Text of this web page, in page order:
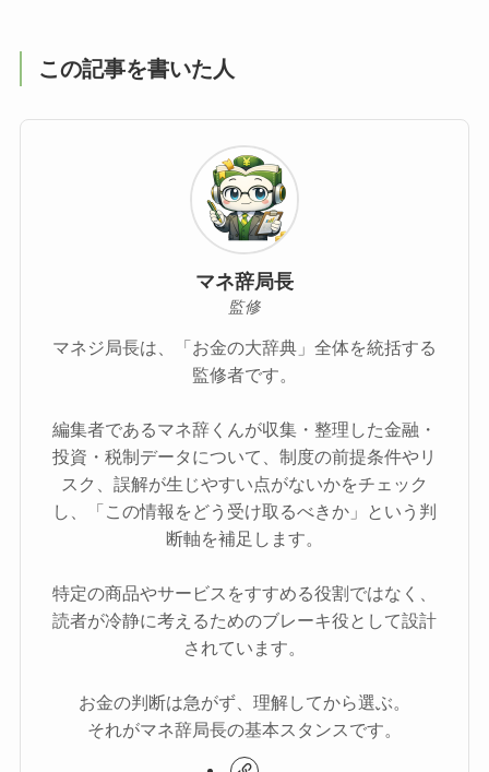
この記事を書いた人
マネ辞局長
監修
マネジ局長は、「お金の大辞典」全体を統括する
監修者です。
編集者であるマネ辞くんが収集・整理した金融・
投資・税制データについて、制度の前提条件やリ
スク、誤解が生じやすい点がないかをチェック
し、「この情報をどう受け取るべきか」という判
断軸を補足します。
特定の商品やサービスをすすめる役割ではなく、
読者が冷静に考えるためのブレーキ役として設計
されています。
お金の判断は急がず、理解してから選ぶ。
それがマネ辞局長の基本スタンスです。